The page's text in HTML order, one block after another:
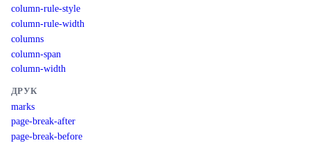
column-rule-style
column-rule-width
columns
column-span
column-width
ДРУК
marks
page-break-after
page-break-before